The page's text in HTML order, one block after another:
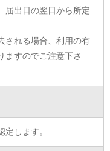
届出日の翌日から所定
される場合、利用の有
ますのでご注意下さ
します。